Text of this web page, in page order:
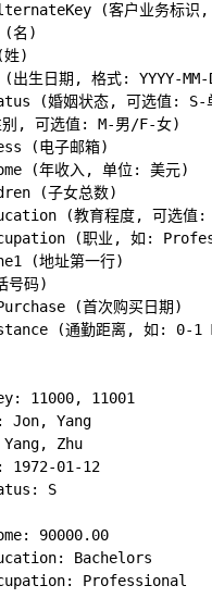
(客户业务标识,
名)
)
出生日期, 格式: YYYY-MM-
(婚姻状态, 可选值: S-
, 可选值: M-男/F-女)
(电子邮箱)
(年收入, 单位: 美元)
(子女总数)
(教育程度, 可选
(职业, 如:
(地址第一行)
号码)
(首次购买日期)
(通勤距离, 如: 0-
11000, 11001
Jon, Yang
Yang, Zhu
1972-01-12
S
90000.00
Bachelors